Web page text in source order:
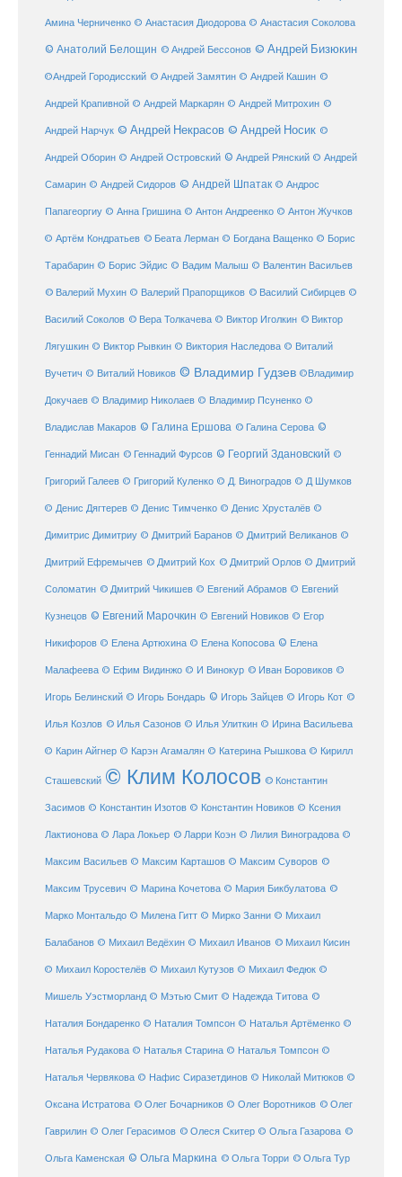
Амина Черниченко © Анастасия Диодорова © Анастасия Соколова
© Анатолий Белощин © Андрей Бессонов © Андрей Бизюкин
©Андрей Городисский © Андрей Замятин © Андрей Кашин ©
Андрей Крапивной © Андрей Маркарян © Андрей Митрохин ©
Андрей Нарчук © Андрей Некрасов © Андрей Носик ©
Андрей Оборин © Андрей Островский © Андрей Рянский © Андрей
Самарин © Андрей Сидоров © Андрей Шпатак © Андрос
Папагеоргиу © Анна Гришина © Антон Андреенко © Антон Жучков
© Артём Кондратьев © Беата Лерман © Богдана Ващенко © Борис
Тарабарин © Борис Эйдис © Вадим Малыш © Валентин Васильев
© Валерий Мухин © Валерий Прапорщиков © Василий Сибирцев ©
Василий Соколов © Вера Толкачева © Виктор Иголкин © Виктор
Лягушкин © Виктор Рывкин © Виктория Наследова © Виталий
Вучетич © Виталий Новиков © Владимир Гудзев ©Владимир
Докучаев © Владимир Николаев © Владимир Псуненко ©
Владислав Макаров © Галина Ершова © Галина Серова ©
Геннадий Мисан © Геннадий Фурсов © Георгий Здановский ©
Григорий Галеев © Григорий Куленко © Д. Виноградов © Д Шумков
© Денис Дягтерев © Денис Тимченко © Денис Хрусталёв ©
Димитрис Димитриу © Дмитрий Баранов © Дмитрий Великанов ©
Дмитрий Ефремычев © Дмитрий Кох © Дмитрий Орлов © Дмитрий
Соломатин © Дмитрий Чикишев © Евгений Абрамов © Евгений
Кузнецов © Евгений Марочкин © Евгений Новиков © Егор
Никифоров © Елена Артюхина © Елена Копосова © Елена
Малафеева © Ефим Видинжо © И Винокур © Иван Боровиков ©
Игорь Белинский © Игорь Бондарь © Игорь Зайцев © Игорь Кот ©
Илья Козлов © Илья Сазонов © Илья Улиткин © Ирина Васильева
© Карин Айгнер © Карэн Агамалян © Катерина Рышкова © Кирилл
Сташевский © Клим Колосов © Константин
Засимов © Константин Изотов © Константин Новиков © Ксения
Лактионова © Лара Локьер © Ларри Коэн © Лилия Виноградова ©
Максим Васильев © Максим Карташов © Максим Суворов ©
Максим Трусевич © Марина Кочетова © Мария Бикбулатова ©
Марко Монтальдо © Милена Гитт © Мирко Занни © Михаил
Балабанов © Михаил Ведёхин © Михаил Иванов © Михаил Кисин
© Михаил Коростелёв © Михаил Кутузов © Михаил Федюк ©
Мишель Уэстморланд © Мэтью Смит © Надежда Титова ©
Наталия Бондаренко © Наталия Томпсон © Наталья Артёменко ©
Наталья Рудакова © Наталья Старина © Наталья Томпсон ©
Наталья Червякова © Нафис Сиразетдинов © Николай Митюков ©
Оксана Истратова © Олег Бочарников © Олег Воротников © Олег
Гаврилин © Олег Герасимов © Олеся Скитер © Ольга Газарова ©
Ольга Каменская © Ольга Маркина © Ольга Торри © Ольга Тур